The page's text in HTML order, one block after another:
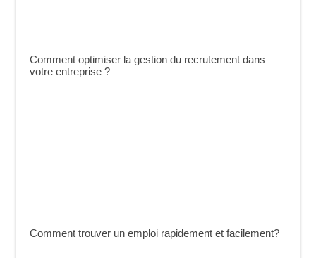
Comment optimiser la gestion du recrutement dans
votre entreprise ?
Comment trouver un emploi rapidement et facilement?